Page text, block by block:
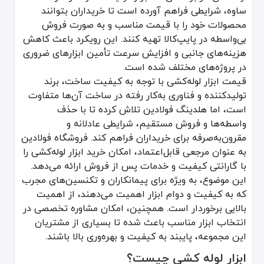
مزایای ابزار لوله کشی
کاهش هزینه‌های تعمیر و نگهداری: انتخاب ابزار مناسب، احتمال
افزایش بهره‌وری: با استفاده از ابزار تخصصی و متعلقات لوله کشی
ایمنی بیشتر: داشتن ابزار استاندارد، خطرات احتمالی در حین کار را به
دوام طولانی‌مدت سیستم لوله‌کشی: استفاده صحیح از الکترود مناسب و
معایب ابزار لوله کشی
هزینه اولیه بالا: ابزارهای حرفه‌ای ممکن است گران باشند، اما در
نیاز به دانش تخصصی: برخی از ابزارهای جوشکاری یا برشکاری نیاز به
وزن زیاد: برخی ابزارهای صنعتی یا مدل‌های فلزی وزن بالایی دارند و
استانداردهای ابزار لوله کشی
در صنعت لوله‌کشی استانداردهای متعددی تعریف شده‌اند تا ایمنی و
استانداردهای ANSI و ASME: برای نحوه ساخت و اندازه‌گذاری ابزار و قطعات لوله کشی.
استاندارد ISO: برای تضمین کیفیت محصول در سطح بین‌المللی.
استانداردهای داخلی (در ایران سازمان ملی استاندارد): برای کنترل
ساوه، شرایطی فراهم آورده است تا خریداران بتوانند
محصولات خود را با قیمت مناسب و به صورت فروش
بی‌واسطه در پایپ‌کالا تهیه کنند. این رویکرد باعث کاهش
هزینه‌های جانبی و افزایش سرعت تأمین ابزارهای ضروری
در پروژه‌های مختلف شده است.
قیمت ابزار لوله‌کشی با توجه به کیفیت ساخت، برند
تولیدکننده و فناوری به‌کار رفته در ساخت آن‌ها متفاوت
است، اما هلدینگ فولادین تلاش کرده تا با حذف
واسطه‌ها و فروش مستقیم، شرایطی عادلانه و
مقرون‌به‌صرفه برای خریداران فراهم کند. فروشگاه فولادین
به عنوان مرجعی قابل‌اعتماد، امکان خرید ابزار لوله‌کشی را
با گارانتی کیفیت و خدمات پس از فروش ارائه می‌دهد.
این موضوع، به ویژه برای پیمانکاران و تکنسین‌های مجرب
که به کیفیت و دوام ابزار اهمیت می‌دهند، از اهمیت
بالایی برخوردار است. همچنین، امکان مشاوره تخصصی در
انتخاب ابزار مناسب باعث شده تا بسیاری از مشتریان
این مجموعه، پایبند به کیفیت و بهره‌وری بالا باشند.
ابزار لوله کشی چیست؟